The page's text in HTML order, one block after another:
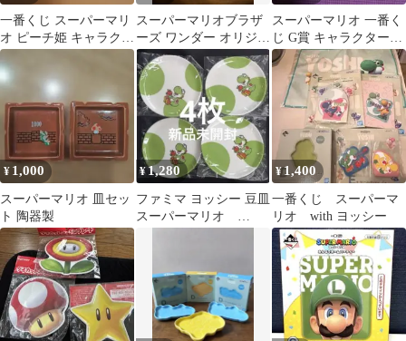
一番くじ スーパーマリ
オ ピーチ姫 キャラクタ
ーセレクトプレート
スーパーマリオブラザ
ーズ ワンダー オリジナ
ル強化ガラスプレート
スーパーマリオ 一番く
じ G賞 キャラクターセ
レクトプレート 3種
¥ 1,000
スーパーマリオ 皿セッ
ト 陶器製
¥1,280
ファミマ ヨッシー 豆皿
スーパーマリオ
¥1,400
一番くじ スーパーマ
リオ with ヨッシー